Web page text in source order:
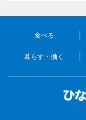
食べる
暮らす・働く